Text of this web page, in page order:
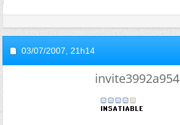
03/07/2007, 21h14
invite3992a954